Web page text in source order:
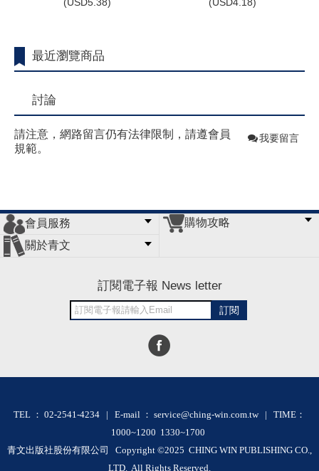
最近瀏覽商品
討論
請注意，網路留言仍有法律限制，請遵會員
規範。
我要留言
會員服務
會員辦法
客服信箱
隱私條款
網站導覽
購物攻略
關於青文
訂閱電子報 News letter
訂閱
TEL ： 02-2541-4234 | E-mail ： service@ching-win.com.tw | TIME：
1000~1200 1330~1700
青文出版社股份有限公司 Copyright ©2025 CHING WIN PUBLISHING CO.,
LTD. All Rights Reserved.